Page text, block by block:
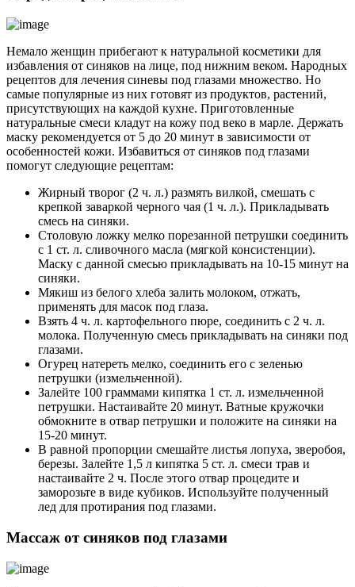
Немало женщин прибегают к натуральной косметики для
избавления от синяков на лице, под нижним веком. Народных
рецептов для лечения синевы под глазами множество. Но
самые популярные из них готовят из продуктов, растений,
присутствующих на каждой кухне. Приготовленные
натуральные смеси кладут на кожу под веко в марле. Держать
маску рекомендуется от 5 до 20 минут в зависимости от
особенностей кожи. Избавиться от синяков под глазами
помогут следующие рецептам:
Жирный творог (2 ч. л.) размять вилкой, смешать с
крепкой заваркой черного чая (1 ч. л.). Прикладывать
смесь на синяки.
Столовую ложку мелко порезанной петрушки соединить
с 1 ст. л. сливочного масла (мягкой консистенции).
Маску с данной смесью прикладывать на 10-15 минут на
синяки.
Мякиш из белого хлеба залить молоком, отжать,
применять для масок под глаза.
Взять 4 ч. л. картофельного пюре, соединить с 2 ч. л.
молока. Полученную смесь прикладывать на синяки под
глазами.
Огурец натереть мелко, соединить его с зеленью
петрушки (измельченной).
Залейте 100 граммами кипятка 1 ст. л. измельченной
петрушки. Настаивайте 20 минут. Ватные кружочки
обмокните в отвар петрушки и положите на синяки на
15-20 минут.
В равной пропорции смешайте листья лопуха, зверобоя,
березы. Залейте 1,5 л кипятка 5 ст. л. смеси трав и
настаивайте 2 ч. После этого отвар процедите и
заморозьте в виде кубиков. Используйте полученный
лед для протирания под глазами.
Массаж от синяков под глазами